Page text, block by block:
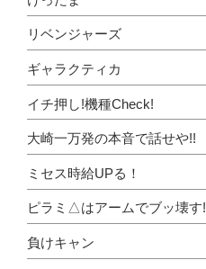
リベンジャーズ
ギャラクティカ
イチ押し!機種Check!
大崎一万発の本音で話せや!!
ミセス時給UPる！
ピラミ△はアームでブッ壊す!
負けキャン